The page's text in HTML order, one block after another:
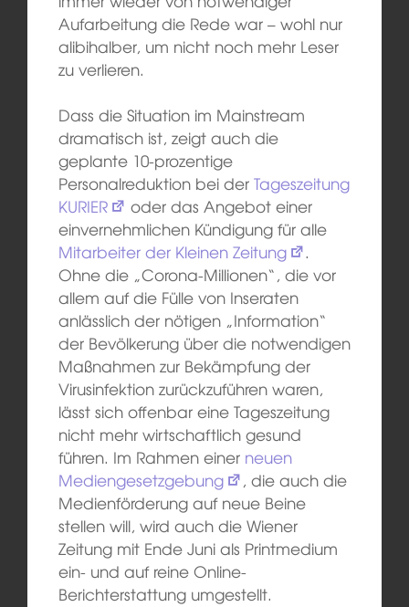
Aufarbeitung die Rede war – wohl nur
alibihalber, um nicht noch mehr Leser
zu verlieren.
Dass die Situation im Mainstream
dramatisch ist, zeigt auch die
geplante 10-prozentige
Personalreduktion bei der Tageszeitung
KURIER
oder das Angebot einer
einvernehmlichen Kündigung für alle
Mitarbeiter der Kleinen Zeitung
.
Ohne die „Corona-Millionen“, die vor
allem auf die Fülle von Inseraten
anlässlich der nötigen „Information“
der Bevölkerung über die notwendigen
Maßnahmen zur Bekämpfung der
Virusinfektion zurückzuführen waren,
lässt sich offenbar eine Tageszeitung
nicht mehr wirtschaftlich gesund
führen. Im Rahmen einer neuen
Mediengesetzgebung
, die auch die
Medienförderung auf neue Beine
stellen will, wird auch die Wiener
Zeitung mit Ende Juni als Printmedium
ein- und auf reine Online-
Berichterstattung umgestellt.